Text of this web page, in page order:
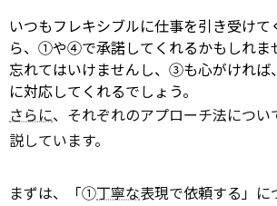
いつもフレキシブルに仕事を引き受けて
ら、①や④で承諾してくれるかもしれま
忘れてはいけませんし、③も心がければ
に対応してくれるでしょう。
さらに、それぞれのアプローチ法につい
説しています。
まずは、「①丁寧な表現で依頼する」に